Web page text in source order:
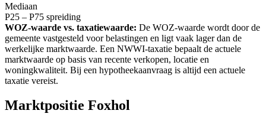
Mediaan
P25 – P75 spreiding
WOZ-waarde vs. taxatiewaarde: De WOZ-waarde wordt door de
gemeente vastgesteld voor belastingen en ligt vaak lager dan de
werkelijke marktwaarde. Een NWWI-taxatie bepaalt de actuele
marktwaarde op basis van recente verkopen, locatie en
woningkwaliteit. Bij een hypotheekaanvraag is altijd een actuele
taxatie vereist.
Marktpositie Foxhol